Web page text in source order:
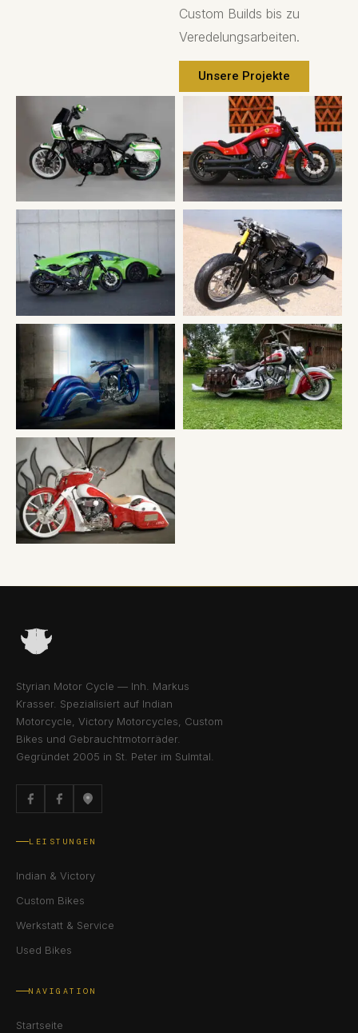
Custom Builds bis zu
Veredelungsarbeiten.
Unsere Projekte
Styrian Motor Cycle — Inh. Markus
Krasser. Spezialisiert auf Indian
Motorcycle, Victory Motorcycles, Custom
Bikes und Gebrauchtmotorräder.
Gegründet 2005 in St. Peter im Sulmtal.
LEISTUNGEN
Indian & Victory
Custom Bikes
Werkstatt & Service
Used Bikes
NAVIGATION
Startseite